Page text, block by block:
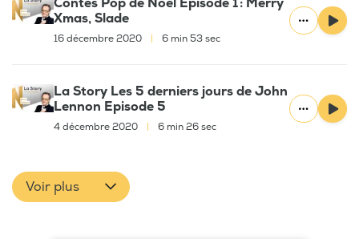
Contes Pop de Noël Episode 1 : Merry
Xmas, Slade
16 décembre 2020 6 min 53 sec
La Story Les 5 derniers jours de John
Lennon Episode 5
4 décembre 2020 6 min 26 sec
Voir plus